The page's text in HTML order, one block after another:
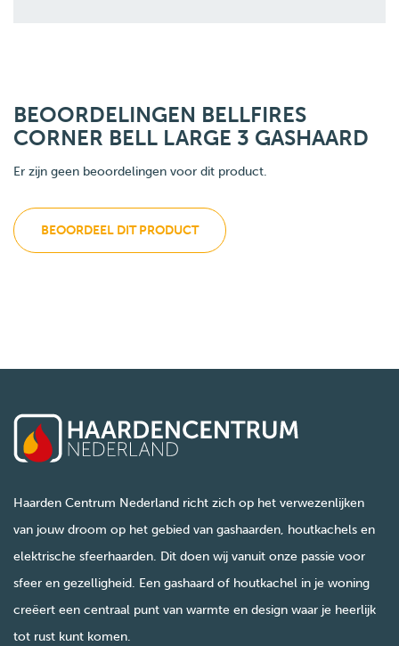
BEOORDELINGEN BELLFIRES
CORNER BELL LARGE 3 GASHAARD
Er zijn geen beoordelingen voor dit product.
BEOORDEEL DIT PRODUCT
Haarden Centrum Nederland richt zich op het verwezenlijken
van jouw droom op het gebied van gashaarden, houtkachels en
elektrische sfeerhaarden. Dit doen wij vanuit onze passie voor
sfeer en gezelligheid. Een gashaard of houtkachel in je woning
creëert een centraal punt van warmte en design waar je heerlijk
tot rust kunt komen.